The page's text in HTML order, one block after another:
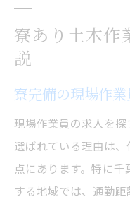
寮あり土木作
説
寮完備の現場作
現場作業員の求人を
選ばれている理由は
点にあります。特に
する地域では、通勤